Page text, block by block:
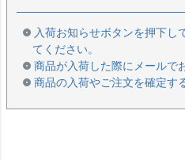
入荷お知らせボタンを押下し
てください。
商品が入荷した際にメールで
商品の入荷やご注文を確定す